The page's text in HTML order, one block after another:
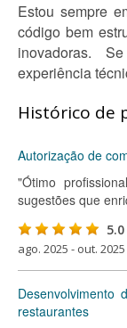
Estou sempre
código bem
inovadoras.
experiência
Histórico de
Autorização de
"Ótimo
sugestões que
5.0
ago. 2025 - out. 2025
Desenvolvimento
restaurantes